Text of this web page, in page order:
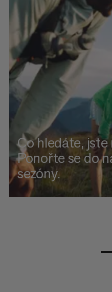
Co hledáte, jste
Ponořte se do
sezóny.